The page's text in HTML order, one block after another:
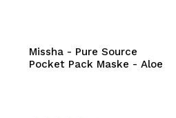
Missha - Pure Source
Pocket Pack Maske - Aloe